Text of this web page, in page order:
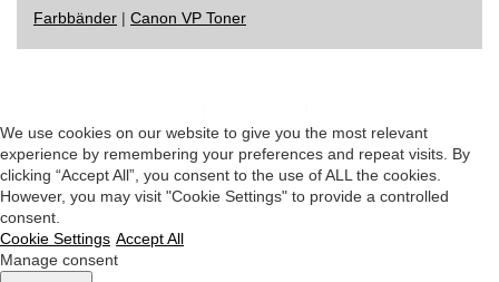
Farbbänder | Canon VP Toner
We use cookies on our website to give you the most relevant
experience by remembering your preferences and repeat visits. By
clicking “Accept All”, you consent to the use of ALL the cookies.
However, you may visit "Cookie Settings" to provide a controlled
consent.
Cookie Settings Accept All
Manage consent